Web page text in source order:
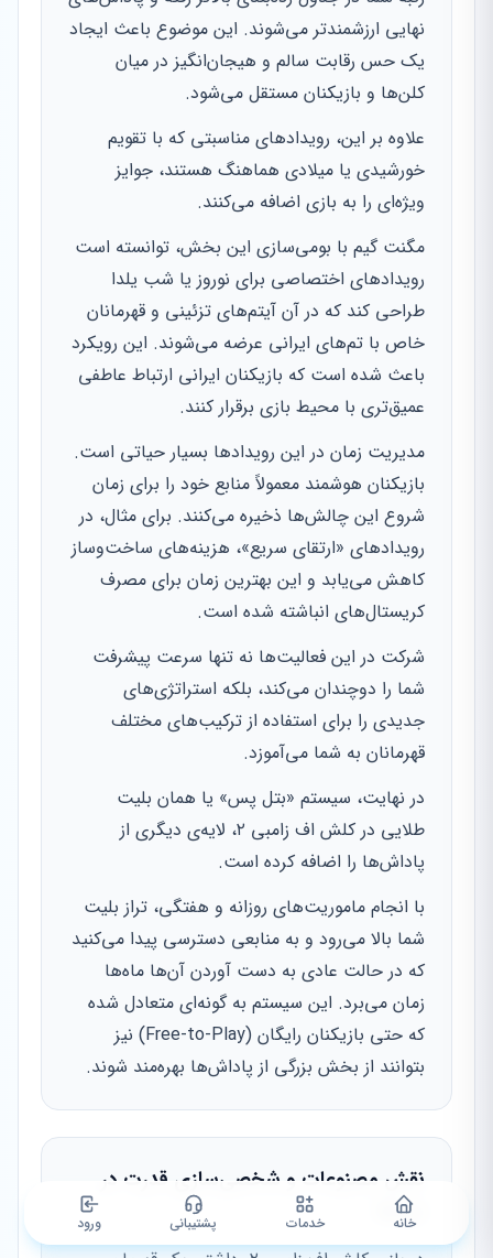
نهایی ارزشمندتر می‌شوند. این موضوع باعث ایجاد
یک حس رقابت سالم و هیجان‌انگیز در میان
کلن‌ها و بازیکنان مستقل می‌شود.
علاوه بر این، رویدادهای مناسبتی که با تقویم
خورشیدی یا میلادی هماهنگ هستند، جوایز
ویژه‌ای را به بازی اضافه می‌کنند.
مگنت گیم با بومی‌سازی این بخش، توانسته است
رویدادهای اختصاصی برای نوروز یا شب یلدا
طراحی کند که در آن آیتم‌های تزئینی و قهرمانان
خاص با تم‌های ایرانی عرضه می‌شوند. این رویکرد
باعث شده است که بازیکنان ایرانی ارتباط عاطفی
عمیق‌تری با محیط بازی برقرار کنند.
مدیریت زمان در این رویدادها بسیار حیاتی است.
بازیکنان هوشمند معمولاً منابع خود را برای زمان
شروع این چالش‌ها ذخیره می‌کنند. برای مثال، در
رویدادهای «ارتقای سریع»، هزینه‌های ساخت‌وساز
کاهش می‌یابد و این بهترین زمان برای مصرف
کریستال‌های انباشته شده است.
شرکت در این فعالیت‌ها نه تنها سرعت پیشرفت
شما را دوچندان می‌کند، بلکه استراتژی‌های
جدیدی را برای استفاده از ترکیب‌های مختلف
قهرمانان به شما می‌آموزد.
در نهایت، سیستم «بتل پس» یا همان بلیت
طلایی در کلش اف زامبی ۲، لایه‌ی دیگری از
پاداش‌ها را اضافه کرده است.
با انجام ماموریت‌های روزانه و هفتگی، تراز بلیت
شما بالا می‌رود و به منابعی دسترسی پیدا می‌کنید
که در حالت عادی به دست آوردن آن‌ها ماه‌ها
زمان می‌برد. این سیستم به گونه‌ای متعادل شده
که حتی بازیکنان رایگان (Free-to-Play) نیز
بتوانند از بخش بزرگی از پاداش‌ها بهره‌مند شوند.
نقش مصنوعات و شخصی‌سازی قدرت در
نبردها
خانه خدمات پشتیبانی ورود